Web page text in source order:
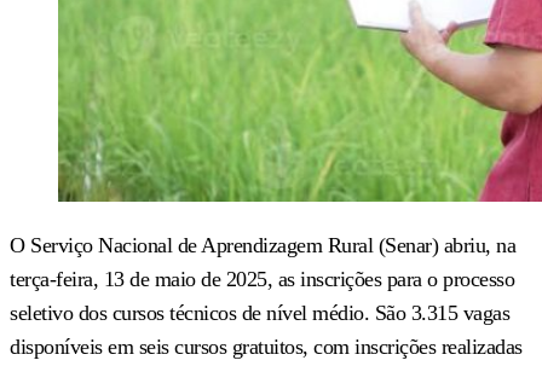
O Serviço Nacional de Aprendizagem Rural (Senar) abriu, na
terça-feira, 13 de maio de 2025, as inscrições para o processo
seletivo dos cursos técnicos de nível médio. São 3.315 vagas
disponíveis em seis cursos gratuitos, com inscrições realizadas